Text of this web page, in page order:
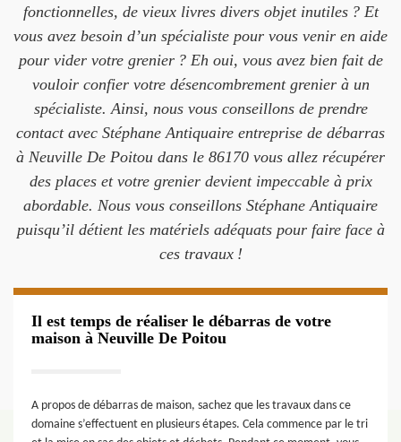
fonctionnelles, de vieux livres divers objet inutiles ? Et
vous avez besoin d’un spécialiste pour vous venir en aide
pour vider votre grenier ? Eh oui, vous avez bien fait de
vouloir confier votre désencombrement grenier à un
spécialiste. Ainsi, nous vous conseillons de prendre
contact avec Stéphane Antiquaire entreprise de débarras
à Neuville De Poitou dans le 86170 vous allez récupérer
des places et votre grenier devient impeccable à prix
abordable. Nous vous conseillons Stéphane Antiquaire
puisqu’il détient les matériels adéquats pour faire face à
ces travaux !
Il est temps de réaliser le débarras de votre
maison à Neuville De Poitou
A propos de débarras de maison, sachez que les travaux dans ce
domaine s’effectuent en plusieurs étapes. Cela commence par le tri